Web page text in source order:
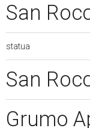
San
statua
San
Grumo